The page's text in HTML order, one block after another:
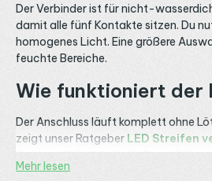
Der Verbinder ist für nicht-
damit alle fünf Kontakte sitzen. Du
homogenes Licht. Eine größere
feuchte Bereiche.
Wie funktioniert der
Der Anschluss läuft komplett ohne
zeigt unser Ratgeber LED Streifen
Achte auf die maximale
zusätzliche Einspeisung ein, wie der
Mehr lesen